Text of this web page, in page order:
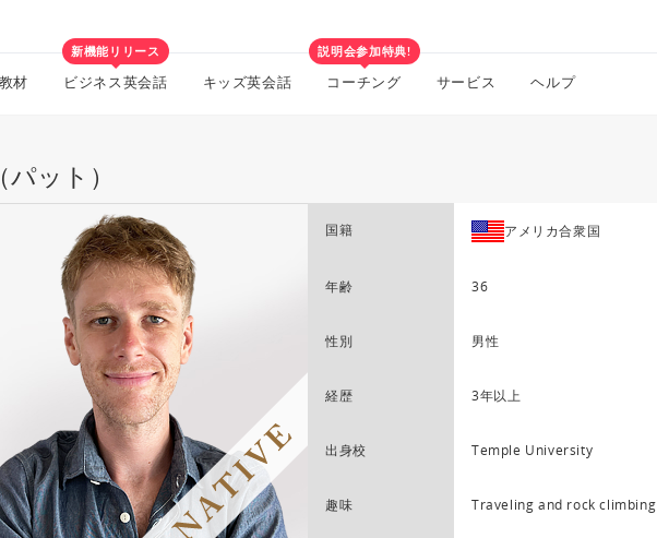
材
新機能リリース
ビジネス英会話 キッズ英会話
説明会参加特典!
コーチング サービス ヘルプ
ット）
国籍 アメリカ合衆国
年齢 36
性別 男性
経歴 3年以上
出身校 Temple University
趣味 Traveling and rock climbing